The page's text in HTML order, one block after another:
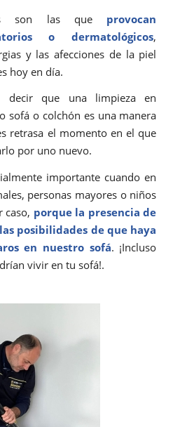
son las que provocan
o dermatológicos,
y las afecciones de la piel
hoy en día.
decir que una limpieza en
sofá o colchón es una manera
retrasa el momento en el que
por uno nuevo.
importante cuando en
personas mayores o niños
caso, porque la presencia de
posibilidades de que haya
en nuestro sofá. ¡Incluso
vivir en tu sofá!.